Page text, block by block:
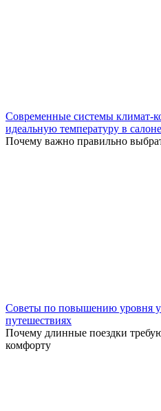
Современные системы климат-
идеальную температуру в
Почему важно правильно
Советы по повышению уровня
путешествиях
Почему длинные поездки
комфорту